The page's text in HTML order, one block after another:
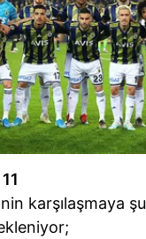
karşılaşmaya şu